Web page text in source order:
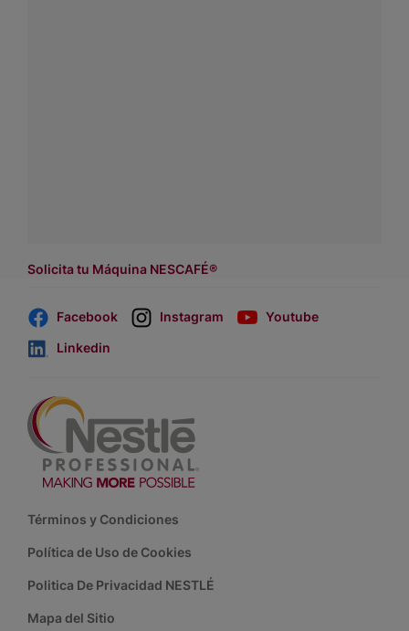
Solicita tu Máquina NESCAFÉ®
Facebook Instagram
Youtube
Linkedin
Footer
Términos y Condiciones
Política de Uso de Cookies
Politica De Privacidad NESTLÉ
Mapa del Sitio